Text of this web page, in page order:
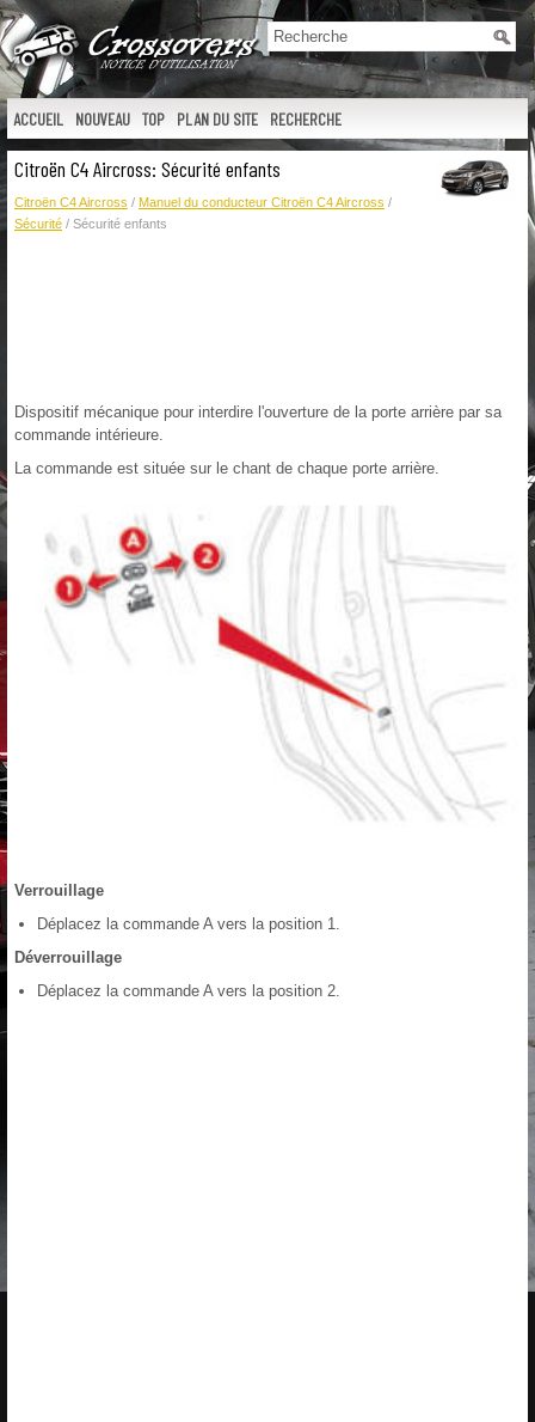
ACCUEIL NOUVEAU TOP PLAN DU SITE RECHERCHE
Citroën C4 Aircross: Sécurité enfants
Citroën C4 Aircross / Manuel du conducteur Citroën C4 Aircross /
Sécurité / Sécurité enfants
Dispositif mécanique pour interdire l'ouverture de la porte arrière par sa
commande intérieure.
La commande est située sur le chant de chaque porte arrière.
Verrouillage
Déplacez la commande A vers la position 1.
Déverrouillage
Déplacez la commande A vers la position 2.